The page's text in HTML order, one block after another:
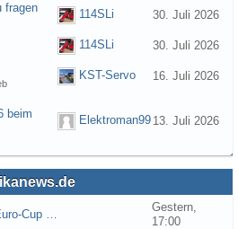
fragen
114SLi
30. Juli 2026
114SLi
30. Juli 2026
KST-Servo
16. Juli 2026
beim
Elektroman99 13. Juli 2026
Cup …
Gestern,
17:00